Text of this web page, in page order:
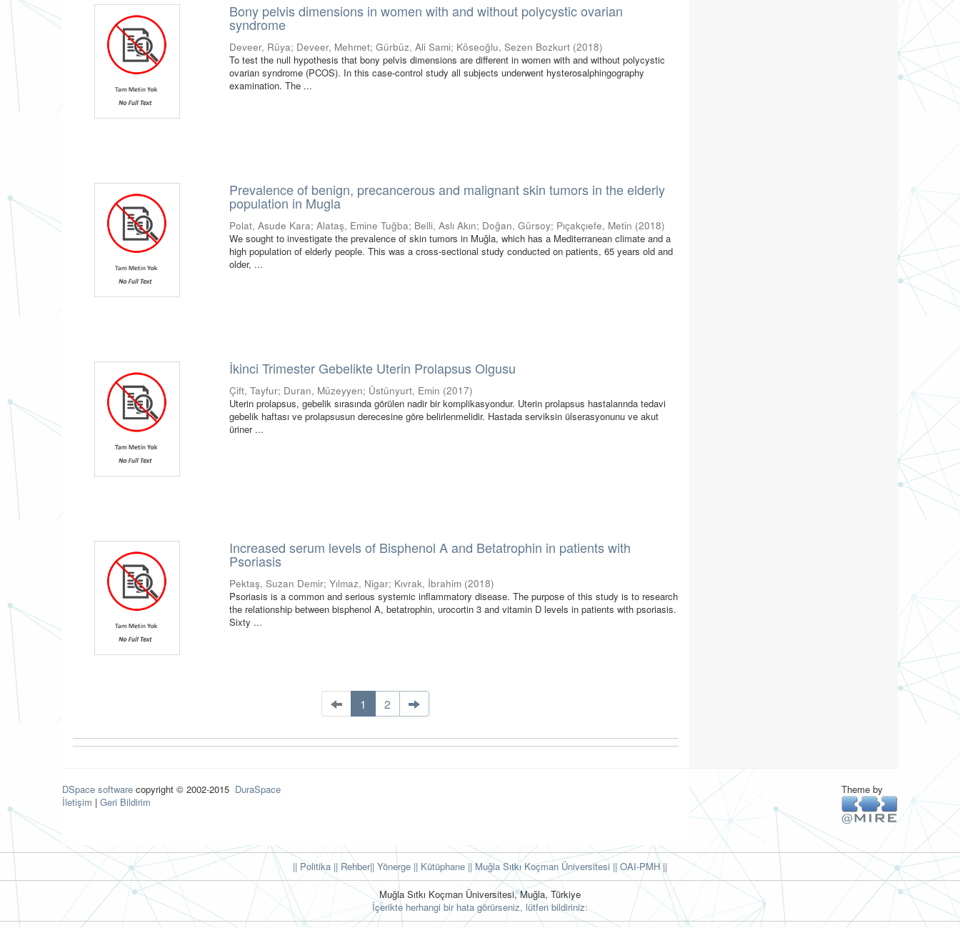
Bony pelvis dimensions in women with and without polycystic ovarian
syndrome
Deveer, Rüya; Deveer, Mehmet;Gürbüz, Ali Sami; Köseoğlu, Sezen Bozkurt (2018)
To test the null hypothesis that bony pelvis dimensions are different in women with and without polycystic
ovarian syndrome (PCOS). In this case-control study all subjects underwent hysterosalphingography
examination. The ...
Prevalence of benign, precancerous and malignant skin tumors in the elderly
population in Mugla
Polat, Asude Kara;Alataş, Emine Tuğba; Belli, Aslı Akın; Doğan, Gürsoy; Pıçakçıefe, Metin (2018)
We sought to investigate the prevalence of skin tumors in Muğla, which has a Mediterranean climate and a
high population of elderly people. This was a cross-sectional study conducted on patients, 65 years old and
older, ...
İkinci Trimester Gebelikte Uterin Prolapsus Olgusu
Çift, Tayfur; Duran, Müzeyyen; Üstünyurt, Emin (2017)
Uterin prolapsus, gebelik sırasında görülen nadir bir komplikasyondur. Uterin prolapsus hastalarında tedavi
gebelik haftası ve prolapsusun derecesine göre belirlenmelidir. Hastada serviksin ülserasyonunu ve akut
üriner ...
Increased serum levels of Bisphenol A and Betatrophin in patients with
Psoriasis
Pektaş, Suzan Demir;Yılmaz, Nigar; Kıvrak, İbrahim (2018)
Psoriasis is a common and serious systemic inflammatory disease. The purpose of this study is to research
the relationship between bisphenol A, betatrophin, urocortin 3 and vitamin D levels in patients with psoriasis.
Sixty ...
1 2
DSpace software copyright © 2002-2015 DuraSpace
İletişim | Geri Bildirim
Theme by
|| Politika || Rehber|| Yönerge || Kütüphane || Muğla Sıtkı Koçman Üniversitesi ||OAI-PMH ||
Muğla Sıtkı Koçman Üniversitesi, Muğla, Türkiye
İçerikte herhangi bir hata görürseniz, lütfen bildiriniz: